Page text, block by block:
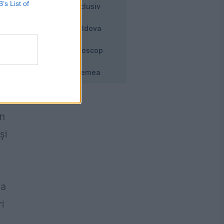
List of
Exclusiv
Moldova
Horoscop
Vremea